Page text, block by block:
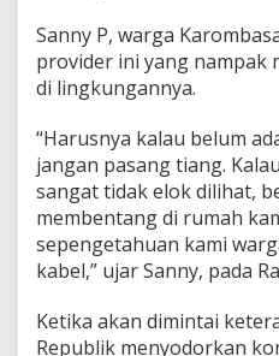
Sanny P, warga
provider ini yang nampak
di lingkungannya.
“Harusnya kalau belum
jangan pasang tiang.
sangat tidak elok dilihat,
membentang di rumah
sepengetahuan kami
kabel,” ujar Sanny, pada
Ketika akan dimintai
Republik menyodorkan